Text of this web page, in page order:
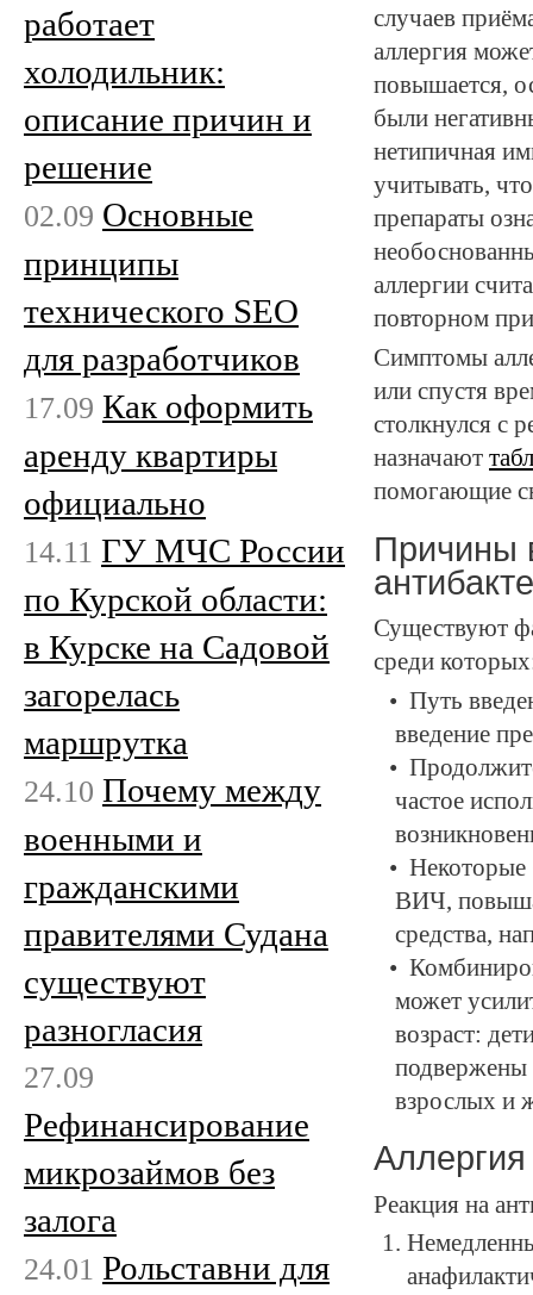
случаев
аллергия
повышается,
были
нетипичная
учитывать,
препараты
аллергии
повторном
Симптомы
или спустя
столкнулся с
назначают
помогающие
Причины
Существуют
среди
Путь
введение
частое
Некоторые
ВИЧ,
средства,
может
возраст:
подвержены
взрослых и
Аллергия
Реакция на
работает
холодильник:
описание причин и
решение
02.09 Основные
принципы
технического SEO
для разработчиков
17.09 Как оформить
аренду квартиры
официально
14.11 ГУ МЧС России
по Курской области:
в Курске на Садовой
загорелась
маршрутка
24.10 Почему между
военными и
гражданскими
правителями Судана
существуют
разногласия
27.09
Рефинансирование
микрозаймов без
залога
24.01 Рольставни для